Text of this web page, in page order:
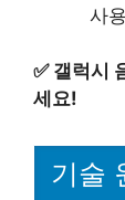
사
✅ 갤럭시
세요!
기술